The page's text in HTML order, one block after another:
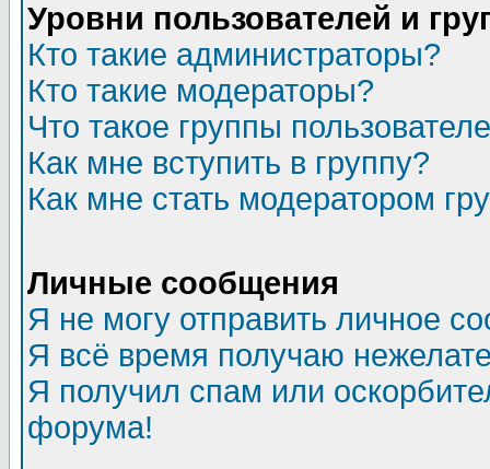
Уровни пользователей и
Кто такие администраторы?
Кто такие модераторы?
Что такое группы
Как мне вступить в группу?
Как мне стать модератором
Личные сообщения
Я не могу отправить личное
Я всё время получаю
Я получил спам или
форума!